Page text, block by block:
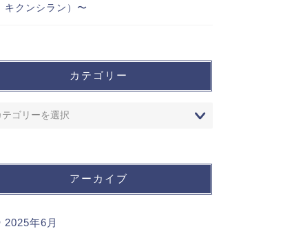
キクンシラン）〜
カテゴリー
アーカイブ
2025年6月